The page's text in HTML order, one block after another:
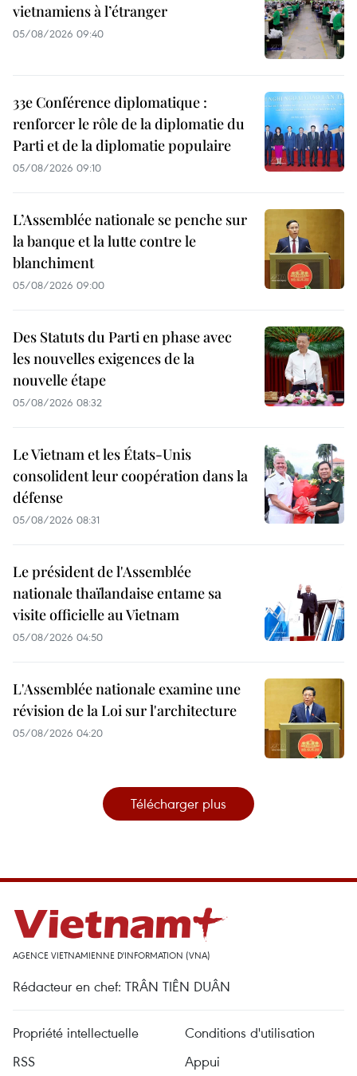
vietnamiens à l’étranger
05/08/2026 09:40
33e Conférence diplomatique :
renforcer le rôle de la diplomatie du
Parti et de la diplomatie populaire
05/08/2026 09:10
L’Assemblée nationale se penche sur
la banque et la lutte contre le
blanchiment
05/08/2026 09:00
Des Statuts du Parti en phase avec
les nouvelles exigences de la
nouvelle étape
05/08/2026 08:32
Le Vietnam et les États-Unis
consolident leur coopération dans la
défense
05/08/2026 08:31
Le président de l'Assemblée
nationale thaïlandaise entame sa
visite officielle au Vietnam
05/08/2026 04:50
L'Assemblée nationale examine une
révision de la Loi sur l'architecture
05/08/2026 04:20
Télécharger plus
AGENCE VIETNAMIENNE D'INFORMATION (VNA)
Rédacteur en chef: TRÂN TIÊN DUÂN
Propriété intellectuelle
Conditions d'utilisation
RSS
Appui